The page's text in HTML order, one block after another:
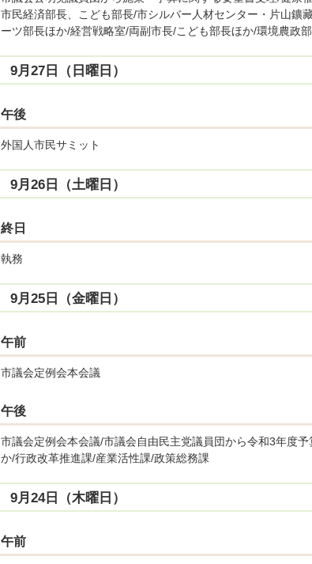
市民経済部長、こども部長/市シルバー人材センター・片山鑛
ーツ部長ほか/経営戦略室/両副市長/こども部長ほか/環境農政
9月27日（日曜日）
午後
外国人市民サミット
9月26日（土曜日）
終日
執務
9月25日（金曜日）
午前
市議会定例会本会議
午後
市議会定例会本会議/市議会自由民主党議員団から令和3年度
か/行政改革推進課/産業活性課/政策総務課
9月24日（木曜日）
午前